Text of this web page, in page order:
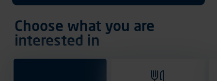
Choose what you are
interested in